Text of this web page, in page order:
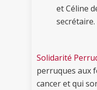
et Céline
secrétaire.
Solidarité
perruques aux
cancer et qui